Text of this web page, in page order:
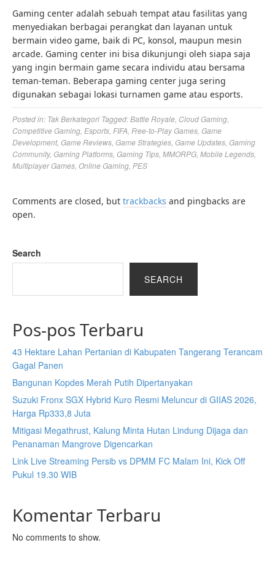
Gaming center adalah sebuah tempat atau fasilitas yang
menyediakan berbagai perangkat dan layanan untuk
bermain video game, baik di PC, konsol, maupun mesin
arcade. Gaming center ini bisa dikunjungi oleh siapa saja
yang ingin bermain game secara individu atau bersama
teman-teman. Beberapa gaming center juga sering
digunakan sebagai lokasi turnamen game atau esports.
Posted in: Tak Berkategori Tagged:Battle Royale Cloud Gaming
Competitive Gaming Esports FIFA Free-to-Play Games Game
Development, Game Reviews Game Strategies Game Updates Gaming
Community, Gaming Platforms Gaming Tips MMORPG Mobile Legends
Multiplayer Games Online Gaming PES
Comments are closed, but trackbacks and pingbacks are
open.
Search
SEARCH
Pos-pos Terbaru
43 Hektare Lahan Pertanian di Kabupaten Tangerang Terancam
Gagal Panen
Bangunan Kopdes Merah Putih Dipertanyakan
Suzuki Fronx SGX Hybrid Kuro Resmi Meluncur di GIIAS 2026,
Harga Rp333,8 Juta
Mitigasi Megathrust, Kalung Minta Hutan Lindung Dijaga dan
Penanaman Mangrove Digencarkan
Link Live Streaming Persib vs DPMM FC Malam Ini, Kick Off
Pukul 19.30 WIB
Komentar Terbaru
No comments to show.